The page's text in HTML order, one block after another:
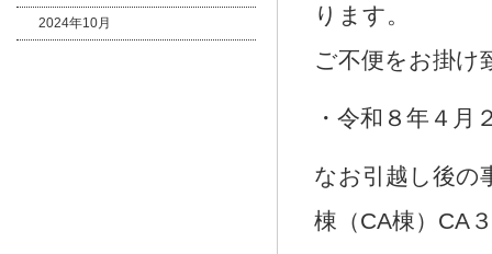
ります。
ご不便をお掛け
・令和８年４月
なお引越し後の
棟（CA棟）CA
2024年10月